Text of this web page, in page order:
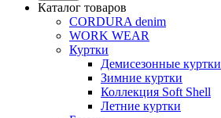
Каталог товаров
CORDURA denim
WORK WEAR
Куртки
Демисезонные куртки
Зимние куртки
Коллекция Soft Shell
Летние куртки